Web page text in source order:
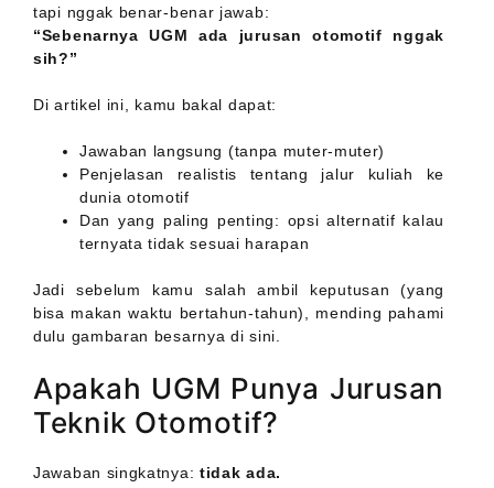
tapi nggak benar-benar jawab:
“Sebenarnya UGM ada jurusan otomotif nggak
sih?”
Di artikel ini, kamu bakal dapat:
Jawaban langsung (tanpa muter-muter)
Penjelasan realistis tentang jalur kuliah ke
dunia otomotif
Dan yang paling penting: opsi alternatif kalau
ternyata tidak sesuai harapan
Jadi sebelum kamu salah ambil keputusan (yang
bisa makan waktu bertahun-tahun), mending pahami
dulu gambaran besarnya di sini.
Apakah UGM Punya Jurusan
Teknik Otomotif?
Jawaban singkatnya: tidak ada.